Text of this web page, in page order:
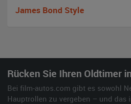
James Bond Style
Rücken Sie Ihren Oldtimer
Bei film-autos.com gibt es sowohl
Hauptrollen zu vergeben – und das